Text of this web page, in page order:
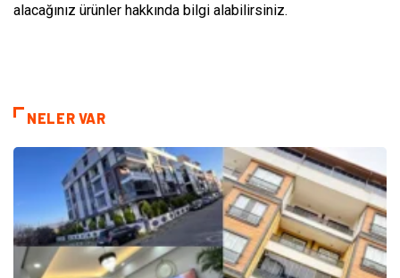
alacağınız ürünler hakkında bilgi alabilirsiniz.
NELER VAR